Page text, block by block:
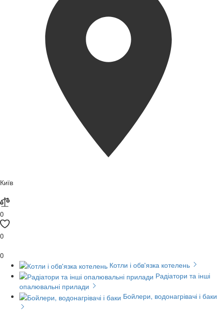
Київ
0
0
0
Котли і обв'язка котелень
Радіатори та інші
опалювальні прилади
Бойлери, водонагрівачі і баки